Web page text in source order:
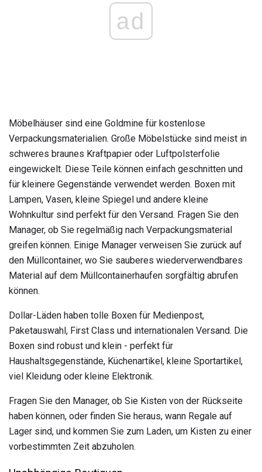
ad
Möbelhäuser sind eine Goldmine für kostenlose
Verpackungsmaterialien. Große Möbelstücke sind meist in
schweres braunes Kraftpapier oder Luftpolsterfolie
eingewickelt. Diese Teile können einfach geschnitten und
für kleinere Gegenstände verwendet werden. Boxen mit
Lampen, Vasen, kleine Spiegel und andere kleine
Wohnkultur sind perfekt für den Versand. Fragen Sie den
Manager, ob Sie regelmäßig nach Verpackungsmaterial
greifen können. Einige Manager verweisen Sie zurück auf
den Müllcontainer, wo Sie sauberes wiederverwendbares
Material auf dem Müllcontainerhaufen sorgfältig abrufen
können.
Dollar-Läden haben tolle Boxen für Medienpost,
Paketauswahl, First Class und internationalen Versand. Die
Boxen sind robust und klein - perfekt für
Haushaltsgegenstände, Küchenartikel, kleine Sportartikel,
viel Kleidung oder kleine Elektronik.
Fragen Sie den Manager, ob Sie Kisten von der Rückseite
haben können, oder finden Sie heraus, wann Regale auf
Lager sind, und kommen Sie zum Laden, um Kisten zu einer
vorbestimmten Zeit abzuholen.